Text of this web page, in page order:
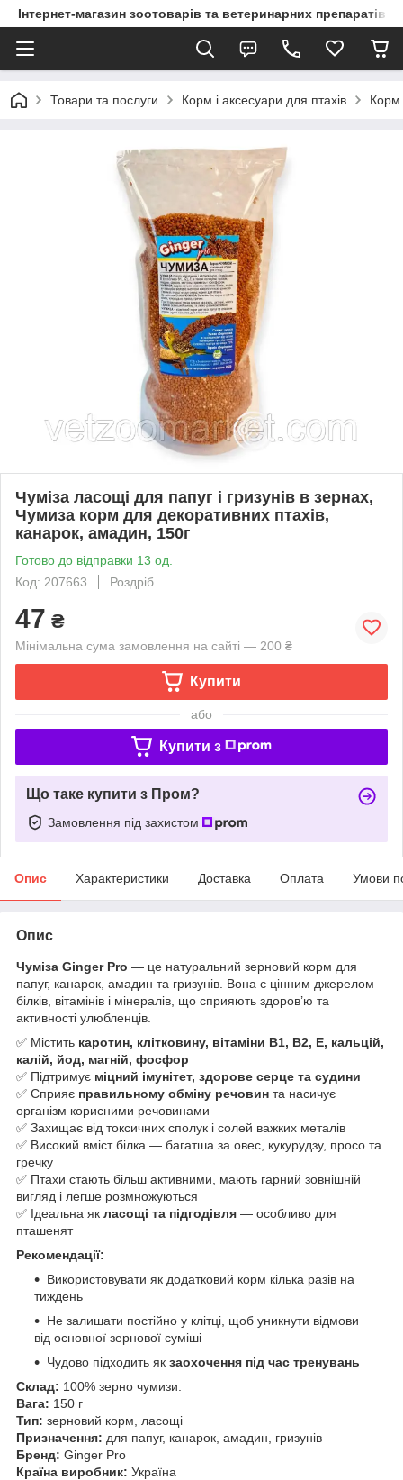
Інтернет-магазин зоотоварів та ветеринарних препаратів
Товари та послуги Корм і аксесуари для птахів Корм
Чуміза ласощі для папуг і гризунів в зернах,
Чумиза корм для декоративних птахів,
канарок, амадин, 150г
Готово до відправки 13 од.
Код: 207663
Роздріб
47 ₴
Мінімальна сума замовлення на сайті — 200 ₴
Купити
або
Купити з
Що таке купити з Пром?
Замовлення під захистом
Опис Характеристики Доставка Оплата Умови
Опис
Чуміза Ginger Pro — це натуральний зерновий корм для
папуг, канарок, амадин та гризунів. Вона є цінним джерелом
білків, вітамінів і мінералів, що сприяють здоров’ю та
активності улюбленців.
✅ Містить каротин, клітковину, вітаміни B1, B2, E, кальцій,
калій, йод, магній, фосфор
✅ Підтримує міцний імунітет, здорове серце та судини
✅ Сприяє правильному обміну речовин та насичує
організм корисними речовинами
✅ Захищає від токсичних сполук і солей важких металів
✅ Високий вміст білка — багатша за овес, кукурудзу, просо та
гречку
✅ Птахи стають більш активними, мають гарний зовнішній
вигляд і легше розмножуються
✅ Ідеальна як ласощі та підгодівля — особливо для
пташенят
Рекомендації:
Використовувати як додатковий корм кілька разів на
тиждень
Не залишати постійно у клітці, щоб уникнути відмови
від основної зернової суміші
Чудово підходить як заохочення під час тренувань
Склад: 100% зерно чумизи.
Вага: 150 г
Тип: зерновий корм, ласощі
Призначення: для папуг, канарок, амадин, гризунів
Бренд: Ginger Pro
Країна виробник: Україна